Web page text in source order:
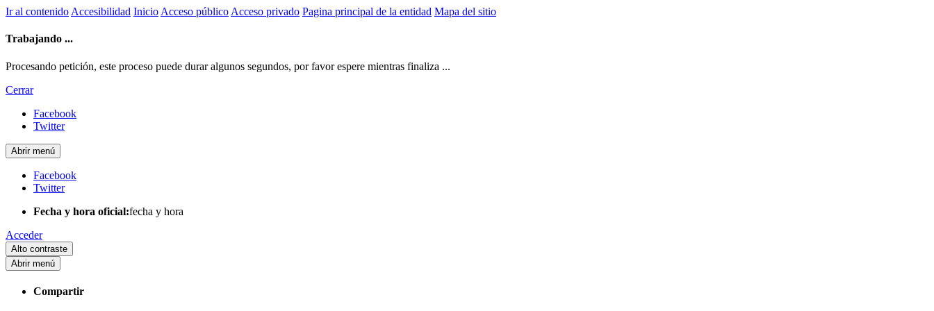
Ir al contenido Accesibilidad Inicio Acceso público Acceso privado Pagina principal de la entidad Mapa del sitio
Trabajando ...
Procesando petición, este proceso puede durar algunos segundos, por favor espere mientras finaliza ...
Cerrar
Facebook
Twitter
Abrir menú
Facebook
Twitter
Fecha y hora oficial:fecha y hora
Acceder
Alto contraste
Abrir menú
Compartir